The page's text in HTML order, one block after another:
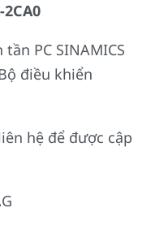
2CA0
PC SINAMICS
điều khiển
hệ để được cập